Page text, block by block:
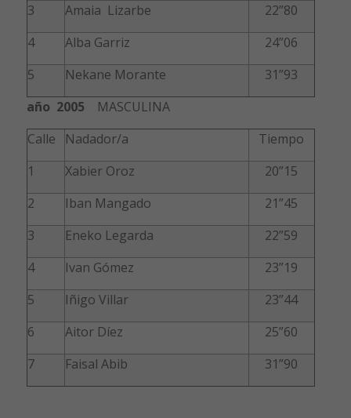
3
Amaia Lizarbe
22”80
4
Alba Garriz
24”06
5
Nekane Morante
31”93
año 2005 MASCULINA
Calle
Nadador/a
Tiempo
1
Xabier Oroz
20”15
2
Iban Mangado
21”45
3
Eneko Legarda
22”59
4
Ivan Gómez
23”19
5
Iñigo Villar
23”44
6
Aitor Díez
25”60
7
Faisal Abib 31”90